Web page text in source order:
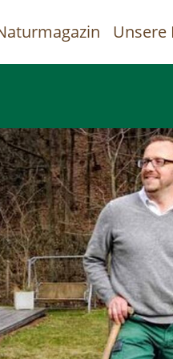
Unsere